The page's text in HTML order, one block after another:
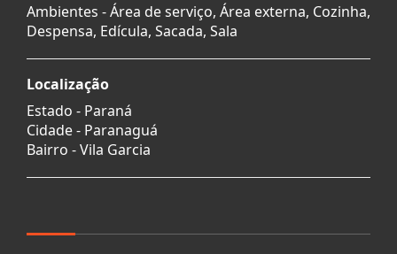
Ambientes - Área de serviço, Área externa, Cozinha,
Despensa, Edícula, Sacada, Sala
Localização
Estado - Paraná
Cidade - Paranaguá
Bairro -Vila Garcia